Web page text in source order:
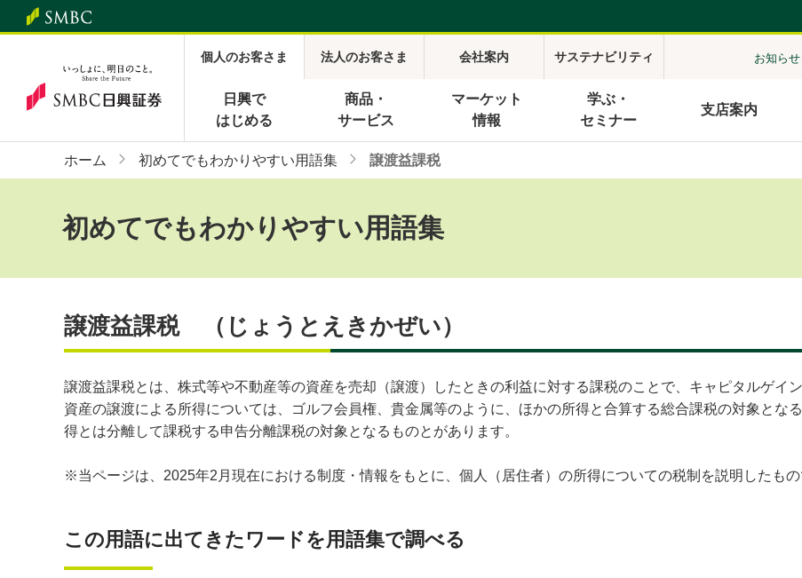
個人のお客さま 法人のお客さま 会社案内 サステナビリティ お知らせ
日興で
はじめる
商品・
サービス
マーケット
情報
学ぶ・
セミナー
支店案内
ホーム 初めてでもわかりやすい用語集 譲渡益課税
初めてでもわかりやすい用語集
譲渡益課税 （じょうとえきかぜい）
譲渡益課税とは、株式等や不動産等の資産を売却（譲渡）したときの利益に対する課税のことで、キャピタルゲイン
資産の譲渡による所得については、ゴルフ会員権、貴金属等のように、ほかの所得と合算する総合課税の対象とな
得とは分離して課税する申告分離課税の対象となるものとがあります。
※当ページは、2025年2月現在における制度・情報をもとに、個人（居住者）の所得についての税制を説明したもの
この用語に出てきたワードを用語集で調べる